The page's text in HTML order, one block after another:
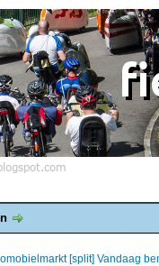
[split] Vandaag